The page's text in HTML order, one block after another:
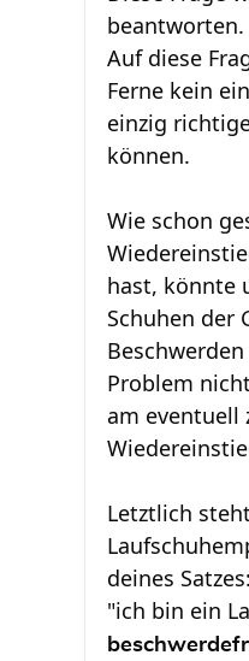
beantworten.
Auf diese
Ferne kein
einzig
können.
Wie schon
hast, könnte
Schuhen der
Problem
am eventuell
Letztlich
deines Satzes:
"ich bin ein